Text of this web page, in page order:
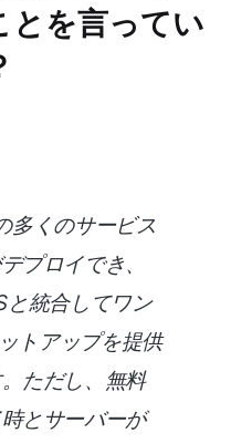
とを言ってい
多くのサービス
プロイでき、
統合してワン
トアップを提供
ただし、無料
とサーバーが